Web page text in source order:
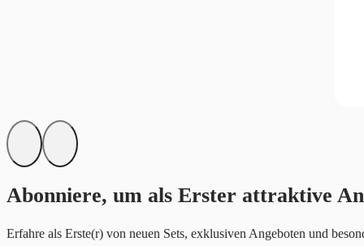
Abonniere, um als Erster attraktive
Erfahre als Erste(r) von neuen Sets, exklusiven Angeboten und